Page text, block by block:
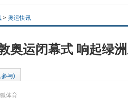
> 奥运快讯
奥运闭幕式 响起绿
参与)
体育